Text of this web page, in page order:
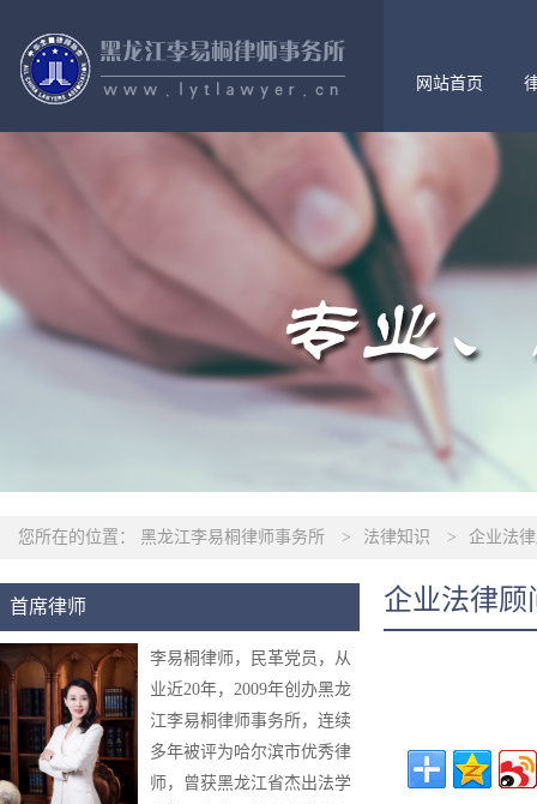
网站首页
您所在的位置： 黑龙江李易桐律师事务所 > 法律知识 > 企业法
首席律师
李易桐律师，民革党员，从
业近20年，2009年创办黑龙
江李易桐律师事务所，连续
多年被评为哈尔滨市优秀律
师，曾获黑龙江省杰出法学
企业法律顾